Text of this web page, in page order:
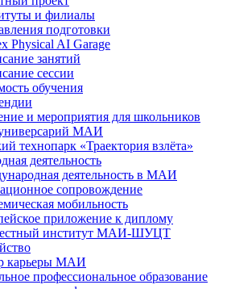
и филиалы
подготовки
Physical AI Garage
занятий
сессии
обучения
и мероприятия для школьников
МАИ
технопарк «Траектория взлёта»
деятельность
деятельность в МАИ
сопровождение
мобильность
приложение к диплому
институт МАИ-ШУЦТ
карьеры МАИ
профессиональное образование